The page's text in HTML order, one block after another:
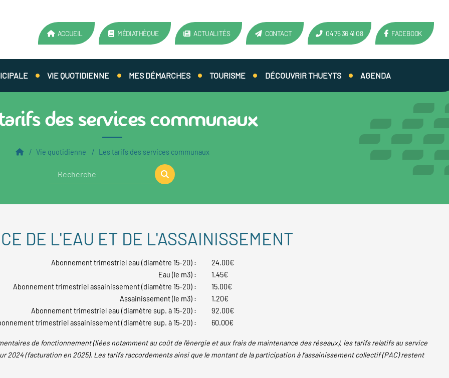
ACCUEIL MÉDIATHÈQUE ACTUALITÉS CONTACT 04 75 36 41 08 FACEBOOK
VIE QUOTIDIENNE MES DÉMARCHES TOURISME DÉCOUVRIR THUEYTS AGENDA
des services communaux
Vie quotidienne Les tarifs des services communaux
DE L'EAU ET DE L'ASSAINISSEMENT
Abonnement trimestriel eau (diamètre 15-20) :
Eau (le m3) :
Abonnement trimestriel assainissement (diamètre 15-20) :
Assainissement (le m3) :
Abonnement trimestriel eau (diamètre sup. à 15-20) :
trimestriel assainissement (diamètre sup. à 15-20) :
24.00€
1.45€
15.00€
1.20€
92.00€
60.00€
de fonctionnement (liées notamment au coût de l’énergie et aux frais de maintenance des réseaux), les tarifs relatifs au service
2024 (facturation en 2025). Les tarifs raccordements ainsi que le montant de la participation à l’assainissement collectif (PAC) restent